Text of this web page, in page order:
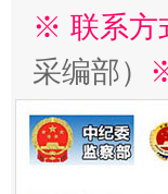
※ 联系方
采编部）